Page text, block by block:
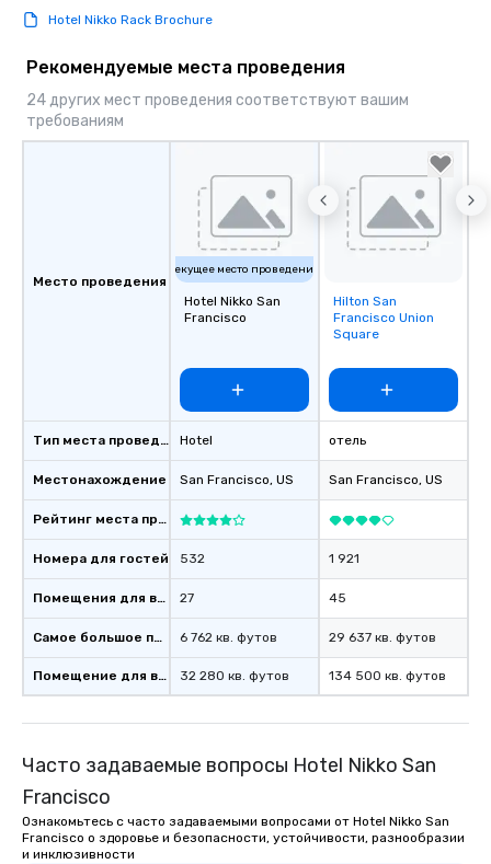
Hotel Nikko Rack Brochure
Рекомендуемые места проведения
24 других мест проведения соответствуют вашим
требованиям
Место проведения
Тип места проведения
Местонахождение
Рейтинг места проведения
Номера для гостей
Помещения для встреч
Самое большое помещение
Помещение для встречи
Текущее место проведения
Hotel Nikko San
Francisco
Hotel
San Francisco, US
532
27
6 762 кв. футов
32 280 кв. футов
Removed from
favorites
Hilton San
Francisco Union
Square
отель
San Francisco, US
1 921
45
29 637 кв. футов
134 500 кв. футов
Часто задаваемые вопросы Hotel Nikko San
Francisco
Ознакомьтесь с часто задаваемыми вопросами от Hotel Nikko San
Francisco о здоровье и безопасности, устойчивости, разнообразии
и инклюзивности